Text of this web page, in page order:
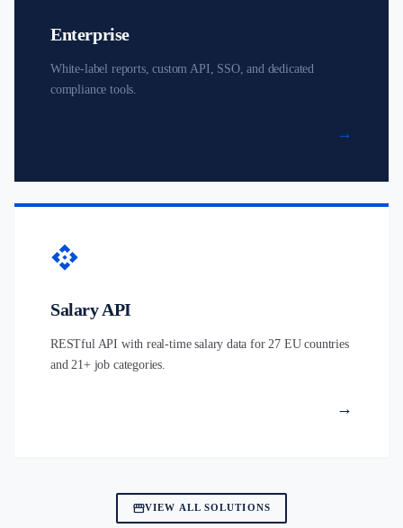
Enterprise
White-label reports, custom API, SSO, and dedicated
compliance tools.
→
api
Salary API
RESTful API with real-time salary data for 27 EU countries
and 21+ job categories.
→
storefrontVIEW ALL SOLUTIONS